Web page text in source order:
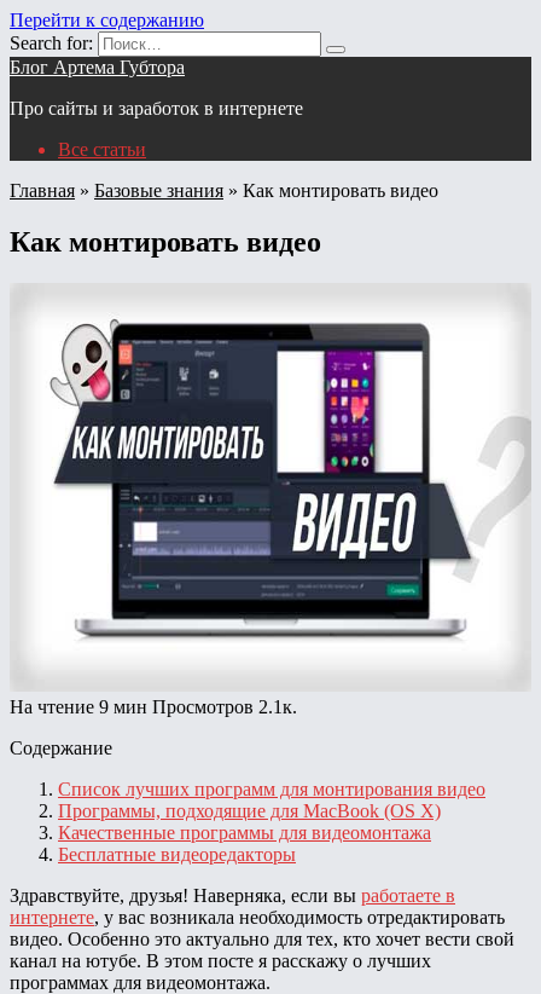
Перейти к содержанию
Search for:
Блог Артема Губтора
Про сайты и заработок в интернете
Все статьи
Главная » Базовые знания » Как монтировать видео
Как монтировать видео
На чтение 9 мин Просмотров 2.1к.
Содержание
Список лучших программ для монтирования видео
Программы, подходящие для MacBook (OS X)
Качественные программы для видеомонтажа
Бесплатные видеоредакторы
Здравствуйте, друзья! Наверняка, если вы работаете в
интернете, у вас возникала необходимость отредактировать
видео. Особенно это актуально для тех, кто хочет вести свой
канал на ютубе. В этом посте я расскажу о лучших
программах для видеомонтажа.